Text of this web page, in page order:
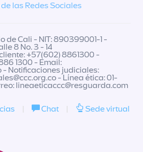
las Redes Sociales
de Cali - NIT: 890399001-1 -
8 No. 3 - 14
+57(602) 8861300 -
1300 - Email:
- Notificaciones judiciales:
- Línea ética: 01-
lineaeticaccc@resguarda.com
| Chat | Sede virtual